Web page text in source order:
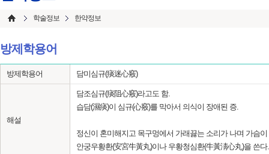
학술정보 한약정보
방제학용어
방제학용어 담미심규(痰迷心竅)
해설
담조심규(痰阻心竅)라고도 함.
습담(濕痰)이 심규(心竅)를 막아서 의식이 장애된 증.
정신이 혼미해지고 목구멍에서 가래끓는 소리가 나며 가슴
안궁우황환(安宮牛黃丸)이나 우황청심환(牛黃淸心丸)을 쓴